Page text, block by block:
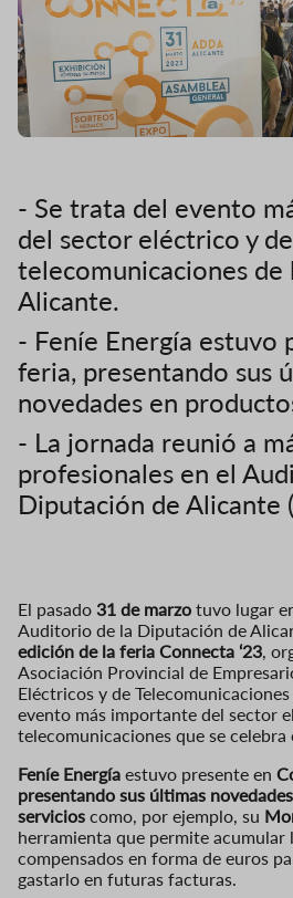
- Se trata del evento
del sector eléctrico y de
telecomunicaciones de
Alicante.
- Feníe Energía estuvo
feria, presentando sus
novedades en
- La jornada reunió a
profesionales en el
Diputación de Alicante
El pasado 31 de marzo tuvo lugar
Auditorio de la Diputación de
edición de la feria Connecta ‘23 ,
Asociación Provincial de
Eléctricos y de
evento más importante del sector
telecomunicaciones que se celebra
Feníe Energía estuvo presente en
presentando sus últimas
servicios como, por ejemplo, su
herramienta que permite acumular
compensados en forma de euros
gastarlo en futuras facturas.